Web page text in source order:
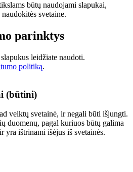
būtų naudojami slapukai,
svetaine.
parinktys
leidžiate naudoti.
politiką.
(būtini)
veiktų svetainė, ir negali būti išjungti.
duomenų, pagal kuriuos būtų galima
yra ištrinami išėjus iš svetainės.